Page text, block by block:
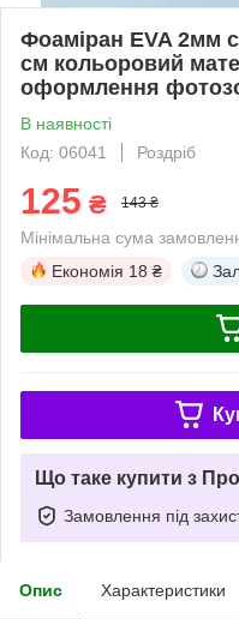
Фоаміран EVA 2мм
см кольоровий
оформлення
В наявності
Код: 06041
Роздріб
125 ₴ 143 ₴
Мінімальна сума
Економія 18 ₴
Що таке купити з
Замовлення під
Опис Характеристики